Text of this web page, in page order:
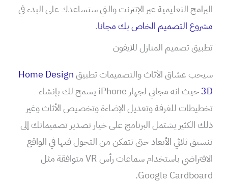
البرامج التعليمية عبر الإنترنت والتي ستساعدك على البدء في
مشروع التصميم الخاص بك مجانا.
تطبيق تصميم المنازل للايفون
سيحب عشاق الأثاث والتصميمات تطبيقHome Design
3D
حيث انه مجاني لجهاز iPhone يسمح لك بإنشاء
تخطيطات للغرفة وتعديل الإضاءة وتخصيص الأثاث وغير
ذلك الكثير يشتمل البرنامج على خيار تصدير تصميماتك إلى
تنسيق ثلاثي الأبعاد حتى تتمكن من التجول فيها في الواقع
الافتراضي باستخدام سماعات رأس VR متوافقة مثل
Google Cardboard.